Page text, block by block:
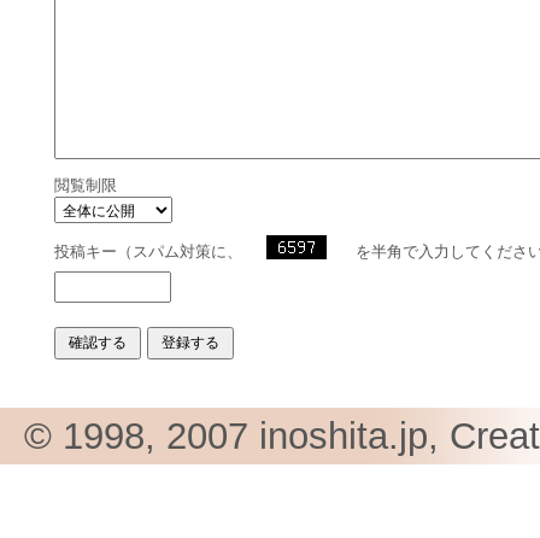
閲覧制限
投稿キー（スパム対策に、 を半角で入力してくださ
© 1998, 2007 inoshita.jp,